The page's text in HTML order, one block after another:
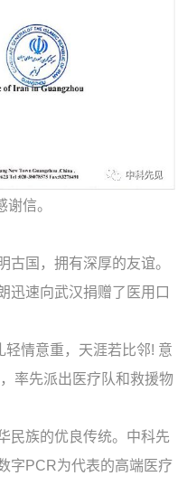
信。
国，拥有深厚的友谊。
迅速向武汉捐赠了医用口
情意重，天涯若比邻! 意
率先派出医疗队和救援物
民族的优良传统。中科先
字PCR为代表的高端医疗